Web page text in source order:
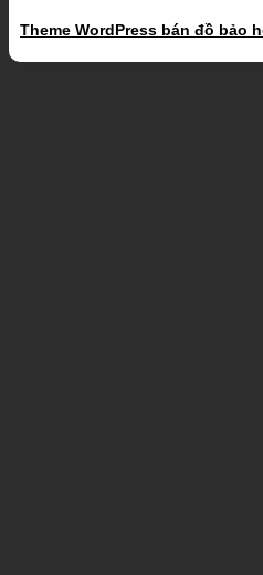
Theme WordPress bán đồ bảo